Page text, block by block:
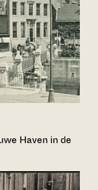
Haven in de